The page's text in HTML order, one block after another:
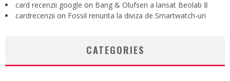
card recenzii google on Bang & Olufsen a lansat Beolab 8
cardrecenzii on Fossil renunta la diviza de Smartwatch-uri
CATEGORIES